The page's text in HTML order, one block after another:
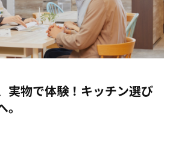
実物で体験！キッチン選び